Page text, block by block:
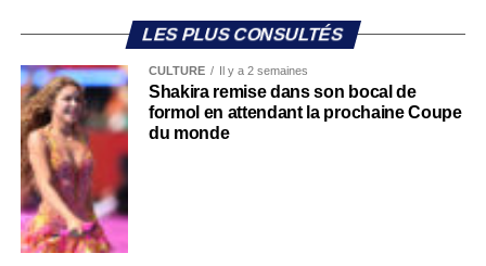
LES PLUS CONSULTÉS
CULTURE Il y a 2 semaines
Shakira remise dans son bocal de
formol en attendant la prochaine Coupe
du monde